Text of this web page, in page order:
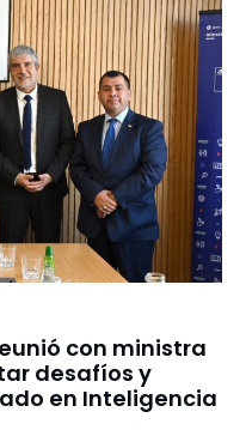
con ministra
desafíos y
en Inteligencia